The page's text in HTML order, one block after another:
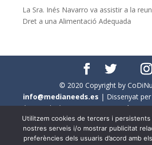
La Sra. Inés Navarro va assistir a la
Dret a una Alimentació Adequada
© 2020 Copyright by
info@medianeeds.es | Dissenyat per
| Tots els drets reservats a
Avís per cookies
En aquest web s'ha tingut en compte
Utilitzem cookies de tercers i persistents
nostres serveis i/o mostrar publicitat
preferències dels usuaris d’acord amb